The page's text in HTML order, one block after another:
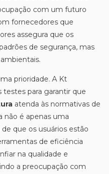
com um futuro
fornecedores que
assegura que os
de segurança, mas
prioridade. A Kt
testes para garantir que
atenda às normativas de
não é apenas uma
que os usuários estão
de eficiência
na qualidade e
a preocupação com